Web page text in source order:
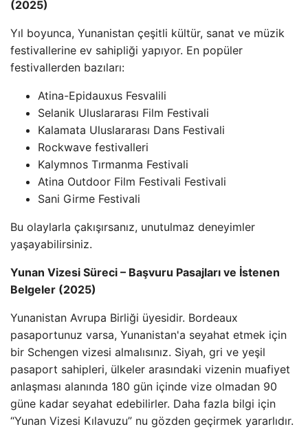
(2025)
Yıl boyunca, Yunanistan çeşitli kültür, sanat ve müzik
festivallerine ev sahipliği yapıyor. En popüler
festivallerden bazıları:
Atina-Epidauxus Fesvalili
Selanik Uluslararası Film Festivali
Kalamata Uluslararası Dans Festivali
Rockwave festivalleri
Kalymnos Tırmanma Festivali
Atina Outdoor Film Festivali Festivali
Sani Girme Festivali
Bu olaylarla çakışırsanız, unutulmaz deneyimler
yaşayabilirsiniz.
Yunan Vizesi Süreci – Başvuru Pasajları ve İstenen
Belgeler (2025)
Yunanistan Avrupa Birliği üyesidir. Bordeaux
pasaportunuz varsa, Yunanistan'a seyahat etmek için
bir Schengen vizesi almalısınız. Siyah, gri ve yeşil
pasaport sahipleri, ülkeler arasındaki vizenin muafiyet
anlaşması alanında 180 gün içinde vize olmadan 90
güne kadar seyahat edebilirler. Daha fazla bilgi için
“Yunan Vizesi Kılavuzu” nu gözden geçirmek yararlıdır.